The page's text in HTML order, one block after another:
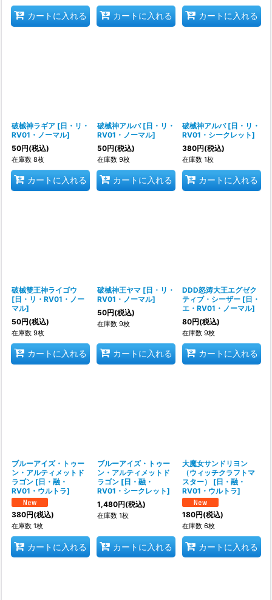
カートに入れる カートに入れる カートに入れる
破械神ラギア [日・リ・
RV01・ノーマル]
50円(税込)
在庫数 8枚
カートに入れる
破械神アルバ [日・リ・
RV01・ノーマル]
50円(税込)
在庫数 9枚
カートに入れる
破械神アルバ [日・リ・
RV01・シークレット]
380円(税込)
在庫数 1枚
カートに入れる
破械雙王神ライゴウ
[日・リ・RV01・ノー
マル]
50円(税込)
在庫数 9枚
カートに入れる
破械神王ヤマ [日・リ・
RV01・ノーマル]
50円(税込)
在庫数 9枚
カートに入れる
DDD怒涛大王エグゼク
ティブ・シーザー [日・
エ・RV01・ノーマル]
80円(税込)
在庫数 9枚
カートに入れる
ブルーアイズ・トゥー
ン・アルティメットド
ラゴン [日・融・
RV01・ウルトラ]
380円(税込)
在庫数 1枚
カートに入れる
ブルーアイズ・トゥー
ン・アルティメットド
ラゴン [日・融・
RV01・シークレット]
1,480円(税込)
在庫数 1枚
カートに入れる
大魔女サンドリヨン
（ウィッチクラフトマ
スター）
[日・融・
RV01・ウルトラ]
180円(税込)
在庫数 6枚
カートに入れる